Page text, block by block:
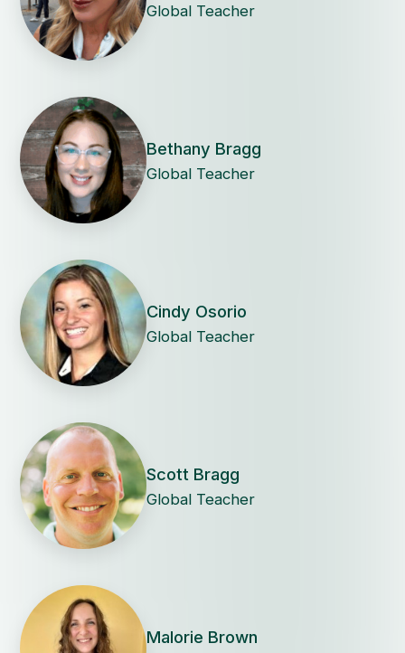
Global Teacher
Bethany Bragg
Global Teacher
Cindy Osorio
Global Teacher
Scott Bragg
Global Teacher
Malorie Brown